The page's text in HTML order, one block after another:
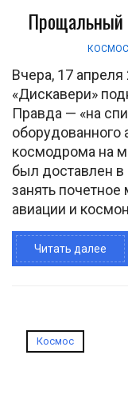
Прощальный
КОСМОС
Вчера, 17
«Дискавери»
Правда — «на
оборудованного
космодрома на
был доставлен
занять
авиации и
Читать далее
Космос